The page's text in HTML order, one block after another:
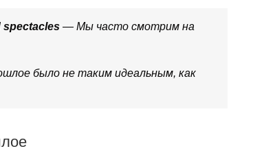
spectacles — Мы часто смотрим на
было не таким идеальным, как